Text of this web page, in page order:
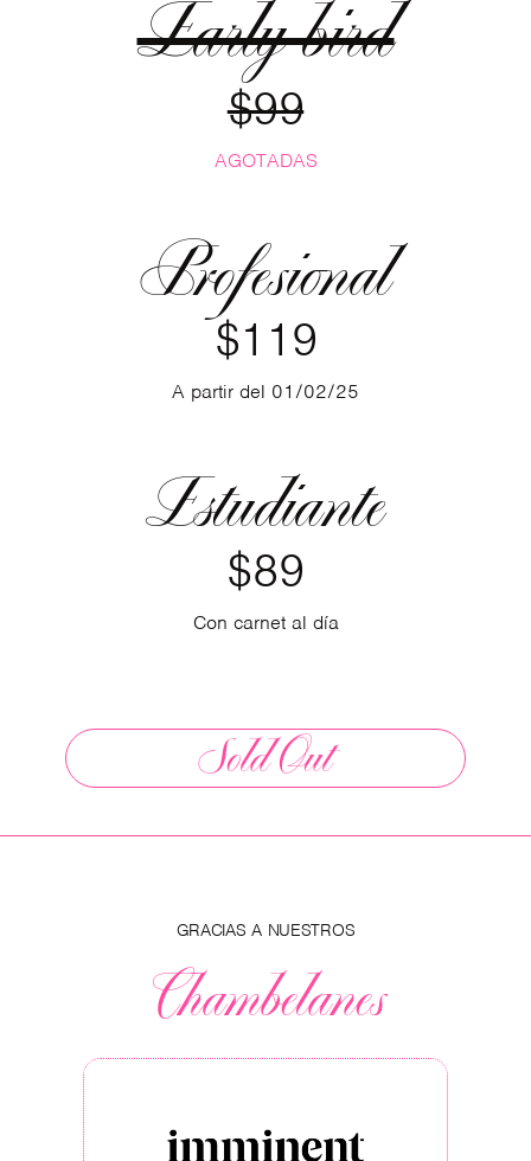
Early bird
$99
AGOTADAS
Profesional
$119
A partir del 01/02/25
Estudiante
$89
Con carnet al día
Sold Out
GRACIAS A NUESTROS
Chambelanes